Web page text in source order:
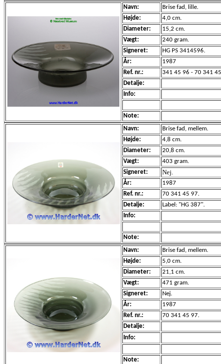
Navn:
Brise fad, lille.
Højde:
4,0 cm.
Diameter:
15,2 cm.
Vægt:
240 gram.
Signeret:
HG PS 3414596.
År:
1987
Ref. nr.:
341 45 96 - 70 341
Detalje:
Info:
Note:
Navn:
Brise fad, mellem.
Højde:
4,8 cm.
Diameter:
20,8 cm.
Vægt:
403 gram.
Signeret:
Nej.
År:
1987
Ref. nr.:
70 341 45 97.
Detalje:
Label: "HG 387".
Info:
Note:
Navn:
Brise fad, mellem.
Højde:
5,0 cm.
Diameter:
21,1 cm.
Vægt:
471 gram.
Signeret:
Nej.
År:
1987
Ref. nr.:
70 341 45 97.
Detalje:
Info:
Note: